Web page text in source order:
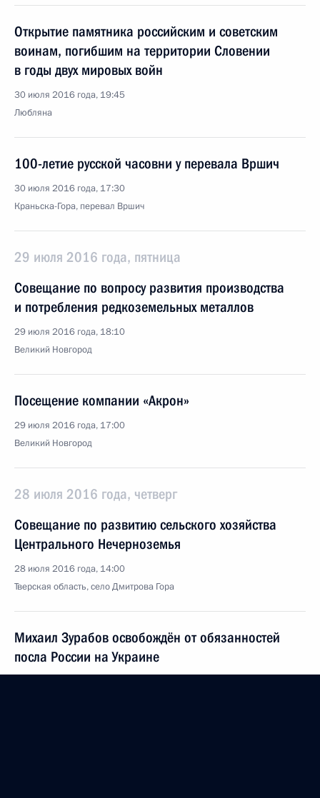
Открытие памятника российским и советским
воинам, погибшим на территории Словении
в годы двух мировых войн
30 июля 2016 года, 19:45
Любляна
100-летие русской часовни у перевала Вршич
30 июля 2016 года, 17:30
Краньска-Гора, перевал Вршич
29 июля 2016 года, пятница
Совещание по вопросу развития производства
и потребления редкоземельных металлов
29 июля 2016 года, 18:10
Великий Новгород
Посещение компании «Акрон»
29 июля 2016 года, 17:00
Великий Новгород
28 июля 2016 года, четверг
Совещание по развитию сельского хозяйства
Центрального Нечерноземья
28 июля 2016 года, 14:00
Тверская область, село Дмитрова Гора
Михаил Зурабов освобождён от обязанностей
посла России на Украине